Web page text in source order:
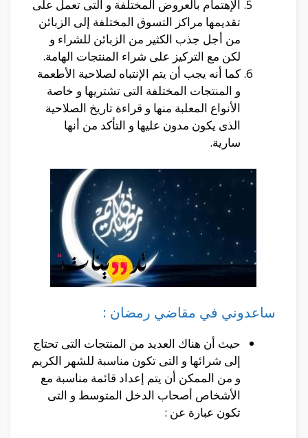
الإهتمام بالعروض المختلفة و التى تعمل على
تقديمها مراكز التسوق المختلفة إلى الزبائن
من أجل جذب الكثير من الزبائن للشراء و
لكن مع التركيز على شراء المنتجات الهامة.
كما أنه يجب أن يتم الإنتباه لصلاحية الأطعمة
و المنتجات المختلفة التى تشتريها و خاصة
الأنواع المعلبة منها و قراءة تاريخ الصلاحية
الذى يكون مدون عليها و التأكد من أنها
سارية.
ساعدوني في مقاضي رمضان :
حيث أن هناك العديد من المنتجات التى تحتاج
إلى شرائها و التى تكون مناسبة للشهر الكريم
و من الممكن أن يتم إعداد قائمة مناسبة مع
الأشخاص أصحاب الدخل المتوسط و التى
تكون عبارة عن :